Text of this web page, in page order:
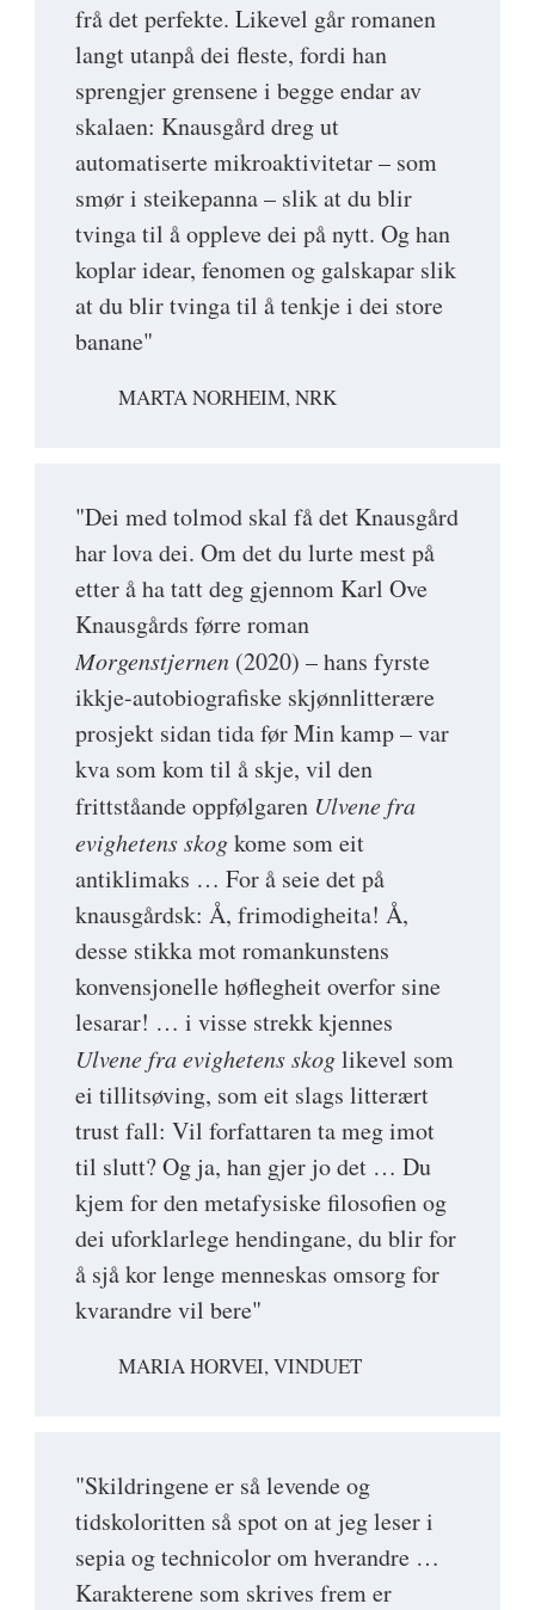
frå det perfekte. Likevel går romanen
langt utanpå dei fleste, fordi han
sprengjer grensene i begge endar av
skalaen: Knausgård dreg ut
automatiserte mikroaktivitetar – som
smør i steikepanna – slik at du blir
tvinga til å oppleve dei på nytt. Og han
koplar idear, fenomen og galskapar slik
at du blir tvinga til å tenkje i dei store
banane"
MARTA NORHEIM, NRK
"Dei med tolmod skal få det Knausgård
har lova dei. Om det du lurte mest på
etter å ha tatt deg gjennom Karl Ove
Knausgårds førre roman
Morgenstjernen (2020) – hans fyrste
ikkje-autobiografiske skjønnlitterære
prosjekt sidan tida før Min kamp – var
kva som kom til å skje, vil den
frittståande oppfølgaren Ulvene fra
evighetens skogkome som eit
antiklimaks … For å seie det på
knausgårdsk: Å, frimodigheita! Å,
desse stikka mot romankunstens
konvensjonelle høflegheit overfor sine
lesarar! … i visse strekk kjennes
Ulvene fra evighetens skoglikevel som
ei tillitsøving, som eit slags litterært
trust fall: Vil forfattaren ta meg imot
til slutt? Og ja, han gjer jo det … Du
kjem for den metafysiske filosofien og
dei uforklarlege hendingane, du blir for
å sjå kor lenge menneskas omsorg for
kvarandre vil bere"
MARIA HORVEI, VINDUET
"Skildringene er så levende og
tidskoloritten så spot on at jeg leser i
sepia og technicolor om hverandre …
Karakterene som skrives frem er